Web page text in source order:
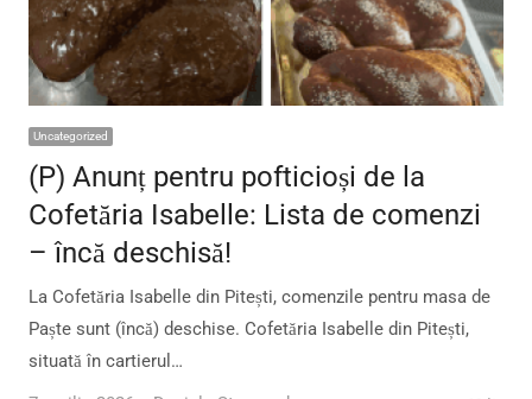
Uncategorized
(P) Anunț pentru pofticioși de la
Cofetăria Isabelle: Lista de comenzi
– încă deschisă!
La Cofetăria Isabelle din Pitești, comenzile pentru masa de
Paște sunt (încă) deschise. Cofetăria Isabelle din Pitești,
situată în cartierul…